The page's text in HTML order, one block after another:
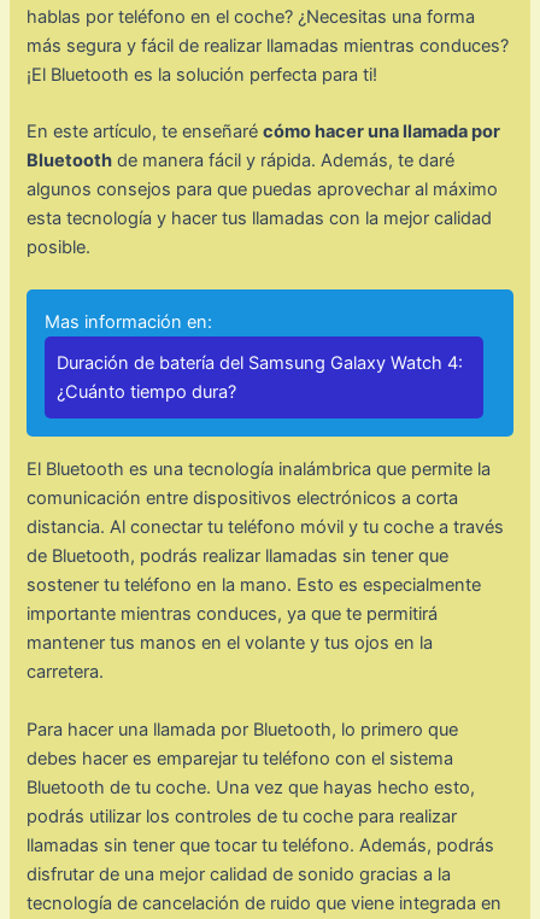
hablas por teléfono en el coche? ¿Necesitas una forma
más segura y fácil de realizar llamadas mientras conduces?
¡El Bluetooth es la solución perfecta para ti!
En este artículo, te enseñarécómo hacer una llamada por
Bluetooth de manera fácil y rápida. Además, te daré
algunos consejos para que puedas aprovechar al máximo
esta tecnología y hacer tus llamadas con la mejor calidad
posible.
Mas información en:
Duración de batería del Samsung Galaxy Watch 4:
¿Cuánto tiempo dura?
El Bluetooth es una tecnología inalámbrica que permite la
comunicación entre dispositivos electrónicos a corta
distancia. Al conectar tu teléfono móvil y tu coche a través
de Bluetooth, podrás realizar llamadas sin tener que
sostener tu teléfono en la mano. Esto es especialmente
importante mientras conduces, ya que te permitirá
mantener tus manos en el volante y tus ojos en la
carretera.
Para hacer una llamada por Bluetooth, lo primero que
debes hacer es emparejar tu teléfono con el sistema
Bluetooth de tu coche. Una vez que hayas hecho esto,
podrás utilizar los controles de tu coche para realizar
llamadas sin tener que tocar tu teléfono. Además, podrás
disfrutar de una mejor calidad de sonido gracias a la
tecnología de cancelación de ruido que viene integrada en